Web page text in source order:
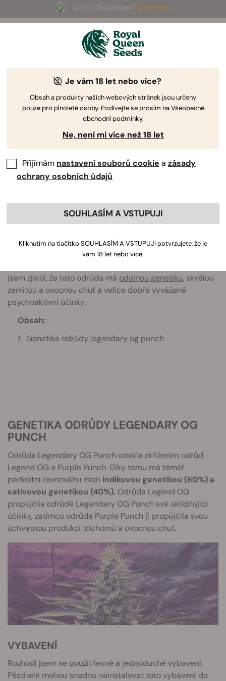
4.7 z 5 z 58653 recenzí
Summer Sales: Až 50% slevy
na vybrané produkty! ⏤
Legendary OG Punch Pěstitelský Deník
pěstováním odrůdyLegendary OG Punch. Snažil jsem se
použít relativně jednoduché a levné vybavení, ve snaze
jsem zjistil, že tato odrůda má odolnou genetiku, skvělou
zemitou a ovocnou chuť a velice dobře vyvážené
psychoaktivní účinky.
Obsah:
Genetika odrůdy legendary og punch
GENETIKA ODRŮDY LEGENDARY OG
PUNCH
Odrůda Legendary OG Punch vznikla zkřížením odrůd
Legend OG a Purple Punch. Díky tomu má téměř
perfektní rovnováhu mezi indikovou genetikou (60%) a
sativovou genetikou (40%). Odrůda Legend OG
propůjčila odrůdě Legendary OG Punch své uklidňující
účinky, zatímco odrůda Purple Punch jí propůjčila svou
úchvatnou produkci trichomů a ovocnou chuť.
VYBAVENÍ
Rozhodl jsem se použít levné a jednoduché vybavení.
Pěstitelé mohou snadno nainstalovat toto vybavení do
Je vám 18 let nebo více?
Obsah a produkty našich webových stránek jsou určeny
pouze pro plnoleté osoby. Podívejte se prosím na Všeobecné
obchodní podmínky.
Ne, není mi více než 18 let
Přijímám nastavení souborů cookie a zásady
ochrany osobních údajů
SOUHLASÍM A VSTUPUJI
Kliknutím na tlačítko SOUHLASÍM A VSTUPUJI potvrzujete, že je
vám 18 let nebo více.